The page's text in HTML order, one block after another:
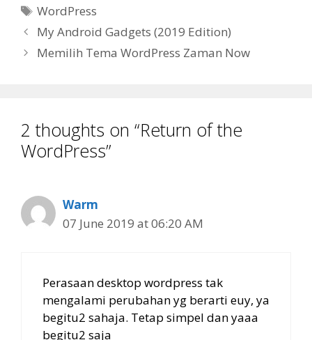
Tags
WordPress
My Android Gadgets (2019 Edition)
Memilih Tema WordPress Zaman Now
2 thoughts on “Return of the
WordPress”
Warm
07 June 2019 at 06:20 AM
Perasaan desktop wordpress tak
mengalami perubahan yg berarti euy, ya
begitu2 sahaja. Tetap simpel dan yaaa
begitu2 saja